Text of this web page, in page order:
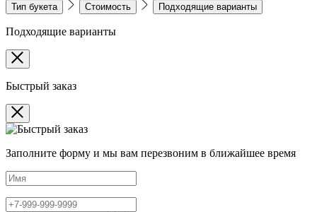
Тип букета Стоимость Подходящие варианты
Подходящие варианты
Быстрый заказ
Заполните форму и мы вам перезвоним в ближайшее время